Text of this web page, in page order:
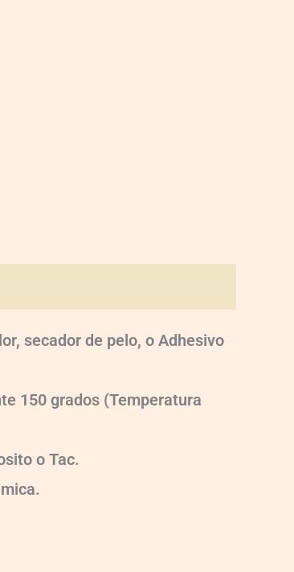
secador de pelo, o Adhesivo
150 grados (Temperatura
o Tac.